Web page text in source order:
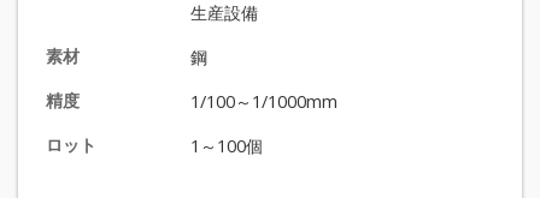
生産設備
素材
鋼
精度
1/100～1/1000mm
ロット
1～100個